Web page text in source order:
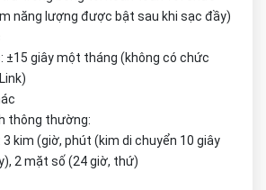
năng lượng được bật sau khi sạc đầy)
±15 giây một tháng (không có chức
thông thường:
3 kim (giờ, phút (kim di chuyển 10 giây
2 mặt số (24 giờ, thứ)